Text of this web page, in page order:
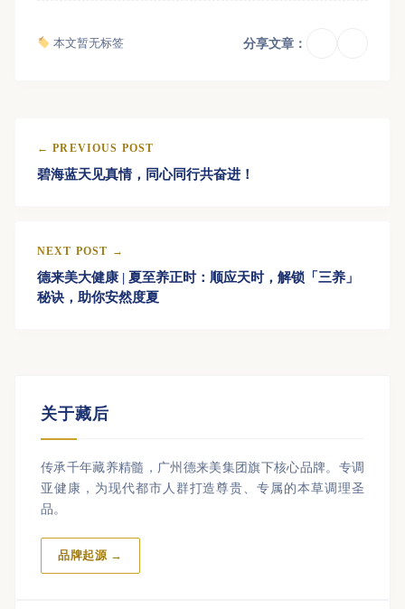
本文暂无标签 分享文章：
← PREVIOUS POST
碧海蓝天见真情，同心同行共奋进！
NEXT POST →
德来美大健康 | 夏至养正时：顺应天时，解锁「三养」
秘诀，助你安然度夏
关于藏后
传承千年藏养精髓，广州德来美集团旗下核心品牌。专调
亚健康，为现代都市人群打造尊贵、专属的本草调理圣
品。
品牌起源 →